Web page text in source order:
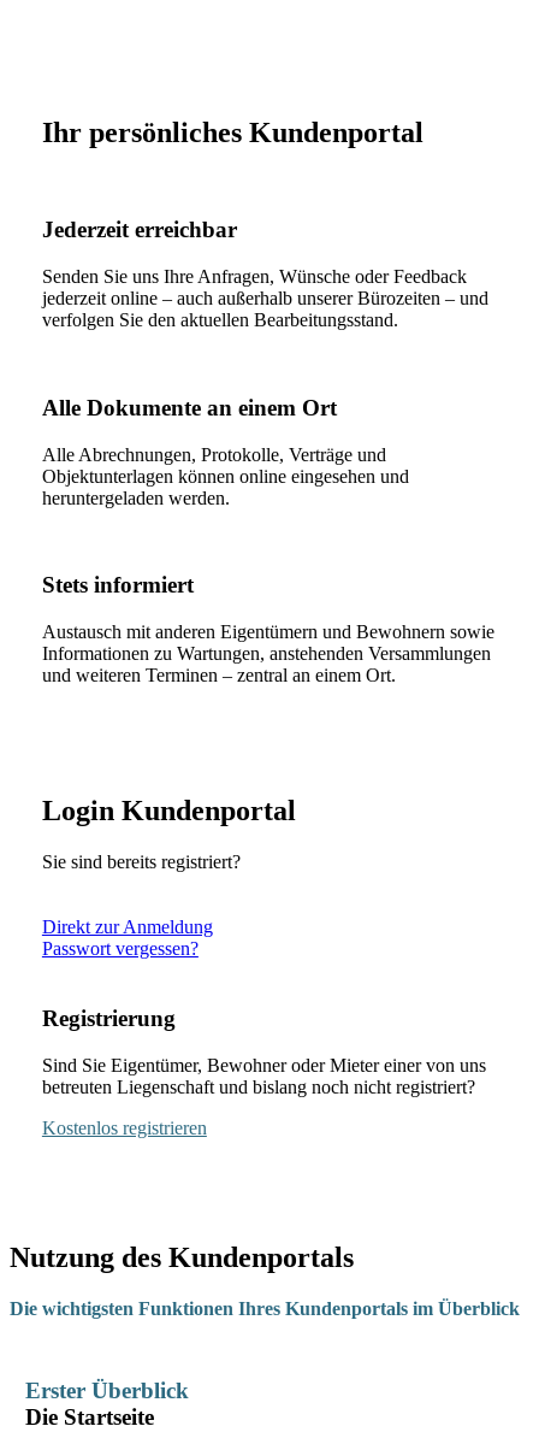
Ihr persönliches Kundenportal
Jederzeit erreichbar
Senden Sie uns Ihre Anfragen, Wünsche oder Feedback
jederzeit online – auch außerhalb unserer Bürozeiten – und
verfolgen Sie den aktuellen Bearbeitungsstand.
Alle Dokumente an einem Ort
Alle Abrechnungen, Protokolle, Verträge und
Objektunterlagen können online eingesehen und
heruntergeladen werden.
Stets informiert
Austausch mit anderen Eigentümern und Bewohnern sowie
Informationen zu Wartungen, anstehenden Versammlungen
und weiteren Terminen – zentral an einem Ort.
Login Kundenportal
Sie sind bereits registriert?
Direkt zur Anmeldung
Passwort vergessen?
Registrierung
Sind Sie Eigentümer, Bewohner oder Mieter einer von uns
betreuten Liegenschaft und bislang noch nicht registriert?
Kostenlos registrieren
Nutzung des Kundenportals
Die wichtigsten Funktionen Ihres Kundenportals im Überblick
Erster Überblick
Die Startseite